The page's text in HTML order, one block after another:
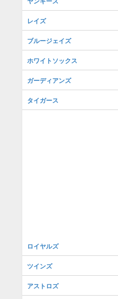
レイズ
ブルージェイズ
ホワイトソックス
ガーディアンズ
タイガース
ロイヤルズ
ツインズ
アストロズ